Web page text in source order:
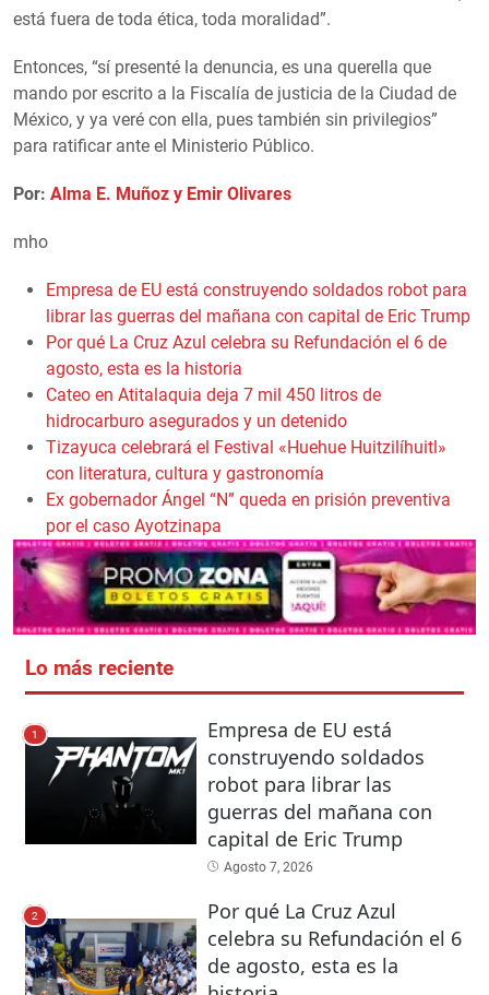
está fuera de toda ética, toda moralidad”.
Entonces, “sí presenté la denuncia, es una querella que
mando por escrito a la Fiscalía de justicia de la Ciudad de
México, y ya veré con ella, pues también sin privilegios”
para ratificar ante el Ministerio Público.
Por: Alma E. Muñoz y Emir Olivares
mho
Empresa de EU está construyendo soldados robot para
librar las guerras del mañana con capital de Eric Trump
Por qué La Cruz Azul celebra su Refundación el 6 de
agosto, esta es la historia
Cateo en Atitalaquia deja 7 mil 450 litros de
hidrocarburo asegurados y un detenido
Tizayuca celebrará el Festival «Huehue Huitzilíhuitl»
con literatura, cultura y gastronomía
Ex gobernador Ángel “N” queda en prisión preventiva
por el caso Ayotzinapa
Lo más reciente
1
Empresa de EU está
construyendo soldados
robot para librar las
guerras del mañana con
capital de Eric Trump
Agosto 7, 2026
2
Por qué La Cruz Azul
celebra su Refundación el 6
de agosto, esta es la